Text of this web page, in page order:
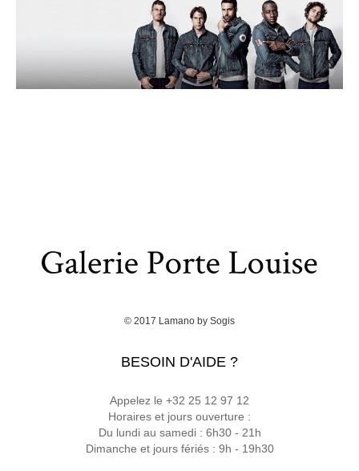
© 2017 Lamano by Sogis
BESOIN D'AIDE ?
Appelez le +32 25 12 97 12
Horaires et jours ouverture :
Du lundi au samedi : 6h30 - 21h
Dimanche et jours fériés : 9h - 19h30